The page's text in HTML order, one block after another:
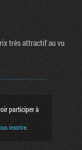
très attractif au vu
participer à
inscrire.